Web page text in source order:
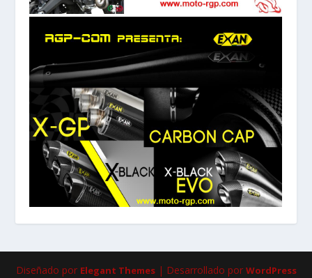
Diseñado por Elegant Themes| Desarrollado por WordPress